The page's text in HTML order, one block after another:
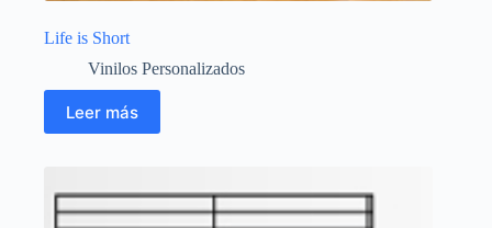
Life is Short
Vinilos Personalizados
Leer más